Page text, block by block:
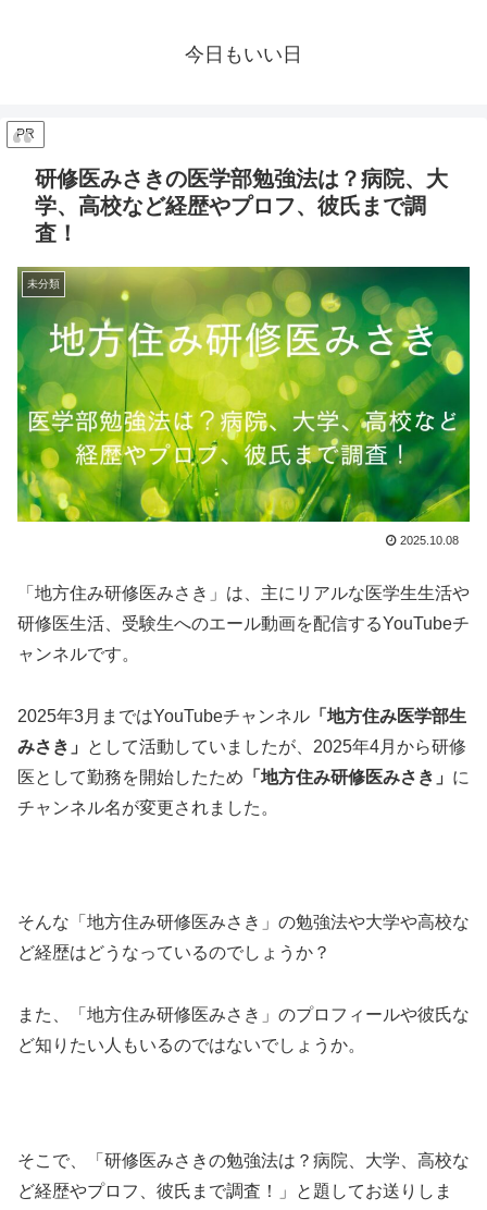
今日もいい日
PR
研修医みさきの医学部勉強法は？病院、大
学、高校など経歴やプロフ、彼氏まで調
査！
未分類
2025.10.08
「地方住み研修医みさき」は、主にリアルな医学生生活や
研修医生活、受験生へのエール動画を配信するYouTubeチ
ャンネルです。
2025年3月まではYouTubeチャンネル 「地方住み医学部生
みさき」
として活動していましたが、2025年4月から研修
医として勤務を開始したため 「地方住み研修医みさき」 に
チャンネル名が変更されました。
そんな「地方住み研修医みさき」の勉強法や大学や高校な
ど経歴はどうなっているのでしょうか？
また、「地方住み研修医みさき」のプロフィールや彼氏な
ど知りたい人もいるのではないでしょうか。
そこで、「研修医みさきの勉強法は？病院、大学、高校な
ど経歴やプロフ、彼氏まで調査！」と題してお送りしま